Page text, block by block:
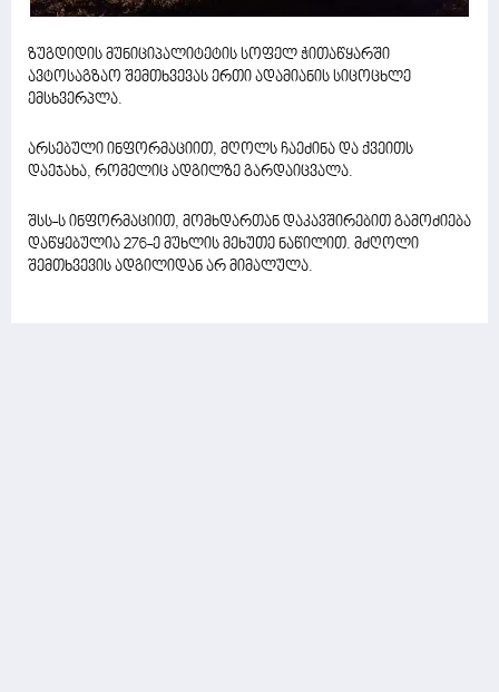
ზუგდიდის მუნიციპალიტეტის სოფელ ჭითაწყარში
ავტოსაგზაო შემთხვევას ერთი ადამიანის სიცოცხლე
ემსხვერპლა.
არსებული ინფორმაციით, მღოლს ჩაეძინა და ქვეითს
დაეჯახა, რომელიც ადგილზე გარდაიცვალა.
შსს-ს ინფორმაციით, მომხდართან დაკავშირებით გამოძიება
დაწყებულია 276-ე მუხლის მეხუთე ნაწილით. მძღოლი
შემთხვევის ადგილიდან არ მიმალულა.